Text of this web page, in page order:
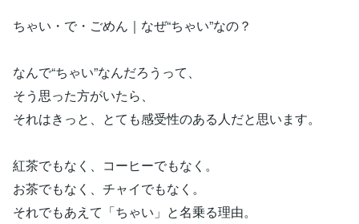
ちゃい・で・ごめん｜なぜ“ちゃい”なの？
なんで“ちゃい”なんだろうって、
そう思った方がいたら、
それはきっと、とても感受性のある人だと思います。
紅茶でもなく、コーヒーでもなく。
お茶でもなく、チャイでもなく。
それでもあえて「ちゃい」と名乗る理由。